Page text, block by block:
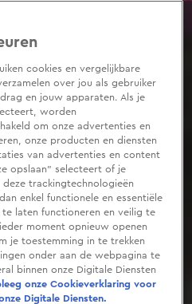
cookies en vergelijkbare
over jou als gebruiker
en jouw apparaten. Als je
worden
om onze advertenties en
onze producten en diensten
van advertenties en content
opslaan” selecteert of je
trackingtechnologieën
enkel functionele en essentiële
laten functioneren en veilig te
moment opnieuw openen
je toestemming in te trekken
onder aan de webpagina te
binnen onze Digitale Diensten
onze Cookieverklaring voor
Digitale Diensten.